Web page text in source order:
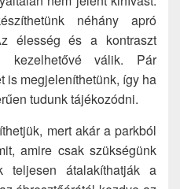
néhány apró
élesség és a kontraszt
kezelhetővé válik. Pár
is megjeleníthetünk, így ha
tudunk tájékozódni.
mert akár a parkból
amire csak szükségünk
teljesen átalakíthatják a